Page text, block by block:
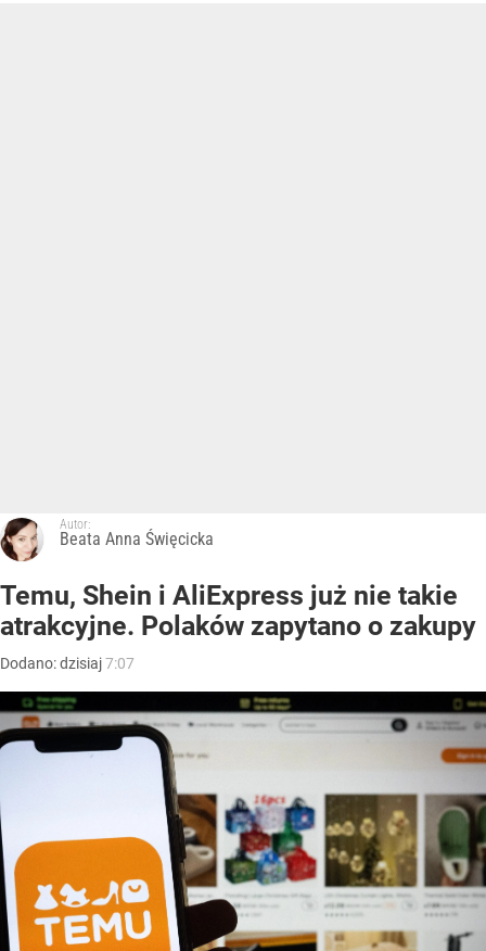
Autor:
Beata Anna Święcicka
Temu, Shein i AliExpress już nie takie
atrakcyjne. Polaków zapytano o zakupy
Dodano:dzisiaj7:07